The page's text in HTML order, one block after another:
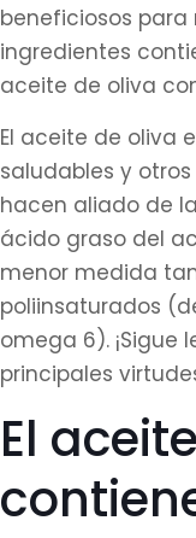
beneficiosos para
ingredientes
aceite de oliva
El aceite de oliva
saludables y
hacen aliado de
ácido graso del
menor medida
poliinsaturados
omega 6). ¡Sigue
principales
El